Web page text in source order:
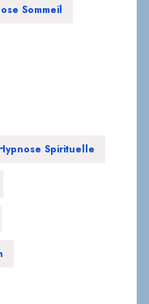
Sommeil
Spirituelle